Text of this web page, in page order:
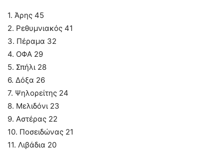
1. Άρης 45
2. Ρεθυμνιακός 41
3. Πέραμα 32
4. ΟΦΑ 29
5. Σπήλι 28
6. Δόξα 26
7. Ψηλορείτης 24
8. Μελιδόνι 23
9. Αστέρας 22
10. Ποσειδώνας 21
11. Λιβάδια 20